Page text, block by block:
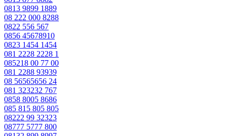
0813 9899 1889
08 222 000 8288
0822 556 567
0856 45678910
0823 1454 1454
081 2228 2228 1
085218 00 77 00
081 2288 93939
08 56565656 24
081 323232 767
0858 8005 8686
085 815 805 805
08222 99 32323
08777 5777 800